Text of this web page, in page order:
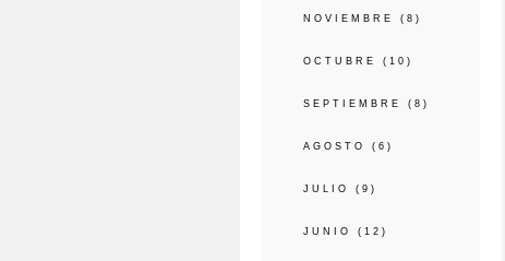
NOVIEMBRE (8)
OCTUBRE (10)
SEPTIEMBRE (8)
AGOSTO (6)
JULIO (9)
JUNIO (12)